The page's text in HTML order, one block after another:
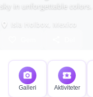
sky in unforgettable colors.
place Isla Holbox, Mexico
photo_camera
Galleri
local_activity
Aktiviteter